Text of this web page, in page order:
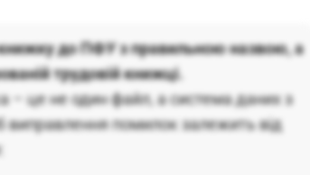
до ПФУ з правильною назвою, а
трудовій книжці.
– це не один файл, а система даних з
виправлення помилок залежить від